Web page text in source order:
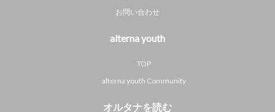
お問い合わせ
alterna youth
TOP
alterna youth Community
オルタナを読む